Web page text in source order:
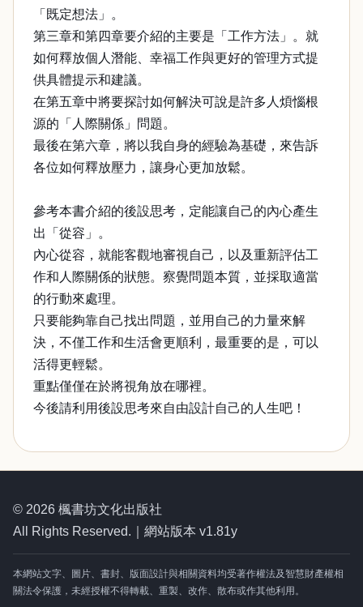
「既定想法」。
第三章和第四章要介紹的主要是「工作方法」。就
如何釋放個人潛能、幸福工作與更好的管理方式提
供具體提示和建議。
在第五章中將要探討如何解決可說是許多人煩惱根
源的「人際關係」問題。
最後在第六章，將以我自身的經驗為基礎，來告訴
各位如何釋放壓力，讓身心更加放鬆。
參考本書介紹的後設思考，定能讓自己的內心產生
出「從容」。
內心從容，就能客觀地審視自己，以及重新評估工
作和人際關係的狀態。察覺問題本質，並採取適當
的行動來處理。
只要能夠靠自己找出問題，並用自己的力量來解
決，不僅工作和生活會更順利，最重要的是，可以
活得更輕鬆。
重點僅僅在於將視角放在哪裡。
今後請利用後設思考來自由設計自己的人生吧！
© 2026 楓書坊文化出版社
All Rights Reserved.｜網站版本 v1.81y
本網站文字、圖片、書封、版面設計與相關資料均受著作權法及智慧財產權相
關法令保護，未經授權不得轉載、重製、改作、散布或作其他利用。